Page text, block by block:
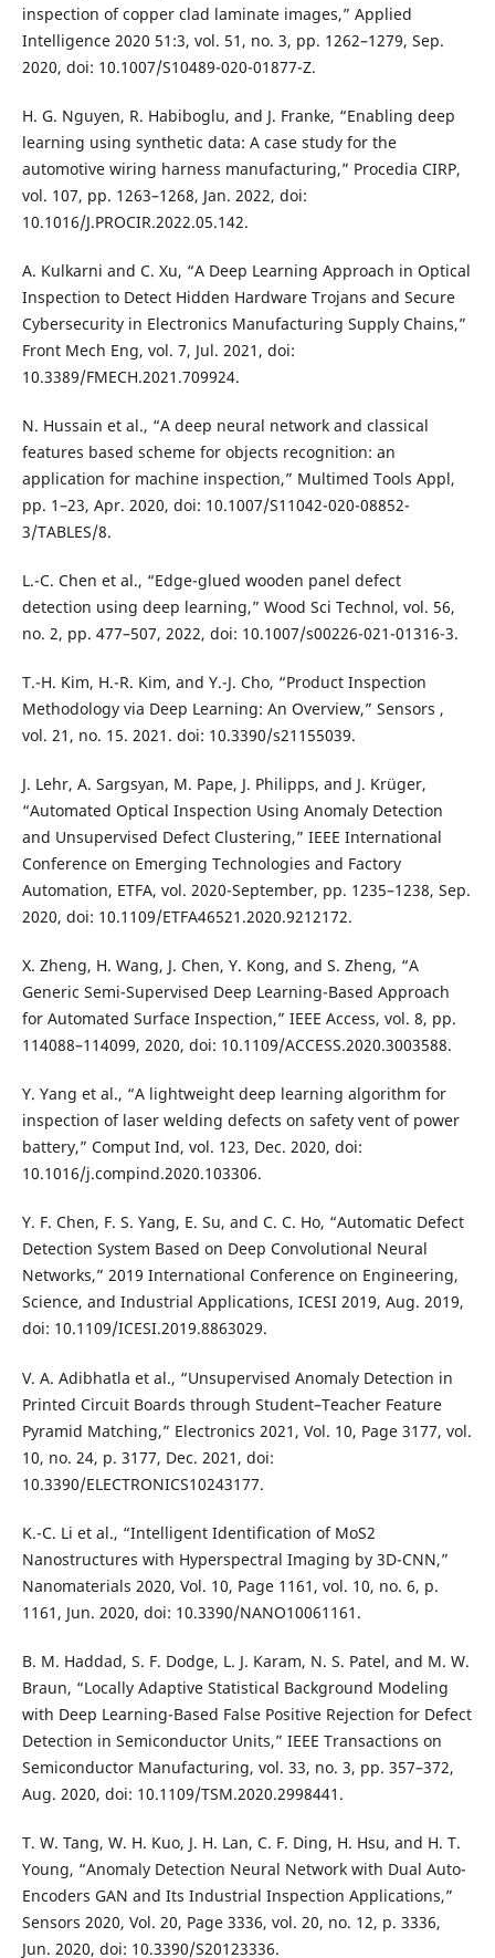
inspection of copper clad laminate images,” Applied
Intelligence 2020 51:3, vol. 51, no. 3, pp. 1262–1279, Sep.
2020, doi: 10.1007/S10489-020-01877-Z.
H. G. Nguyen, R. Habiboglu, and J. Franke, “Enabling deep
learning using synthetic data: A case study for the
automotive wiring harness manufacturing,” Procedia CIRP,
vol. 107, pp. 1263–1268, Jan. 2022, doi:
10.1016/J.PROCIR.2022.05.142.
A. Kulkarni and C. Xu, “A Deep Learning Approach in Optical
Inspection to Detect Hidden Hardware Trojans and Secure
Cybersecurity in Electronics Manufacturing Supply Chains,”
Front Mech Eng, vol. 7, Jul. 2021, doi:
10.3389/FMECH.2021.709924.
N. Hussain et al., “A deep neural network and classical
features based scheme for objects recognition: an
application for machine inspection,” Multimed Tools Appl,
pp. 1–23, Apr. 2020, doi: 10.1007/S11042-020-08852-
3/TABLES/8.
L.-C. Chen et al., “Edge-glued wooden panel defect
detection using deep learning,” Wood Sci Technol, vol. 56,
no. 2, pp. 477–507, 2022, doi: 10.1007/s00226-021-01316-3.
T.-H. Kim, H.-R. Kim, and Y.-J. Cho, “Product Inspection
Methodology via Deep Learning: An Overview,” Sensors ,
vol. 21, no. 15. 2021. doi: 10.3390/s21155039.
J. Lehr, A. Sargsyan, M. Pape, J. Philipps, and J. Krüger,
“Automated Optical Inspection Using Anomaly Detection
and Unsupervised Defect Clustering,” IEEE International
Conference on Emerging Technologies and Factory
Automation, ETFA, vol. 2020-September, pp. 1235–1238, Sep.
2020, doi: 10.1109/ETFA46521.2020.9212172.
X. Zheng, H. Wang, J. Chen, Y. Kong, and S. Zheng, “A
Generic Semi-Supervised Deep Learning-Based Approach
for Automated Surface Inspection,” IEEE Access, vol. 8, pp.
114088–114099, 2020, doi: 10.1109/ACCESS.2020.3003588.
Y. Yang et al., “A lightweight deep learning algorithm for
inspection of laser welding defects on safety vent of power
battery,” Comput Ind, vol. 123, Dec. 2020, doi:
10.1016/j.compind.2020.103306.
Y. F. Chen, F. S. Yang, E. Su, and C. C. Ho, “Automatic Defect
Detection System Based on Deep Convolutional Neural
Networks,” 2019 International Conference on Engineering,
Science, and Industrial Applications, ICESI 2019, Aug. 2019,
doi: 10.1109/ICESI.2019.8863029.
V. A. Adibhatla et al., “Unsupervised Anomaly Detection in
Printed Circuit Boards through Student–Teacher Feature
Pyramid Matching,” Electronics 2021, Vol. 10, Page 3177, vol.
10, no. 24, p. 3177, Dec. 2021, doi:
10.3390/ELECTRONICS10243177.
K.-C. Li et al., “Intelligent Identification of MoS2
Nanostructures with Hyperspectral Imaging by 3D-CNN,”
Nanomaterials 2020, Vol. 10, Page 1161, vol. 10, no. 6, p.
1161, Jun. 2020, doi: 10.3390/NANO10061161.
B. M. Haddad, S. F. Dodge, L. J. Karam, N. S. Patel, and M. W.
Braun, “Locally Adaptive Statistical Background Modeling
with Deep Learning-Based False Positive Rejection for Defect
Detection in Semiconductor Units,” IEEE Transactions on
Semiconductor Manufacturing, vol. 33, no. 3, pp. 357–372,
Aug. 2020, doi: 10.1109/TSM.2020.2998441.
T. W. Tang, W. H. Kuo, J. H. Lan, C. F. Ding, H. Hsu, and H. T.
Young, “Anomaly Detection Neural Network with Dual Auto-
Encoders GAN and Its Industrial Inspection Applications,”
Sensors 2020, Vol. 20, Page 3336, vol. 20, no. 12, p. 3336,
Jun. 2020, doi: 10.3390/S20123336.